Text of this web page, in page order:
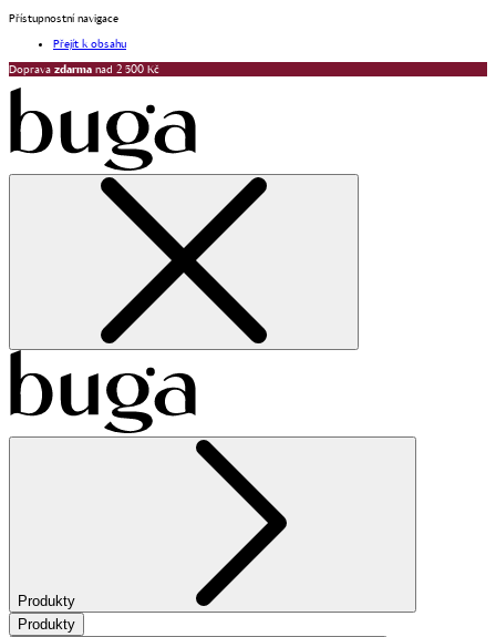
Přístupnostní navigace
Přejít k obsahu
Doprava zdarma nad 2 500 Kč
Produkty
Produkty